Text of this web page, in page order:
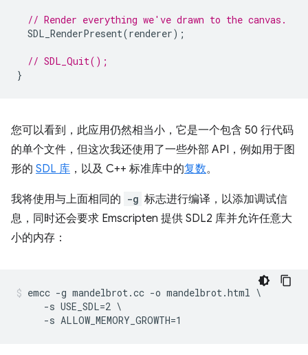
// Render everything we've drawn to the canvas.
SDL_RenderPresent(renderer);
// SDL_Quit();
}
您可以看到，此应用仍然相当小，它是一个包含 50 行代码
的单个文件，但这次我还使用了一些外部 API，例如用于图
形的 SDL 库 ，以及 C++ 标准库中的复数。
我将使用与上面相同的 -g 标志进行编译，以添加调试信
息，同时还会要求 Emscripten 提供 SDL2 库并允许任意大
小的内存：
emcc -g mandelbrot.cc -o mandelbrot.html \
     -s USE_SDL=2 \